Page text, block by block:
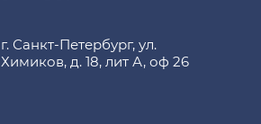
г. Санкт-Петербург, ул.
Химиков, д. 18, лит А, оф 26